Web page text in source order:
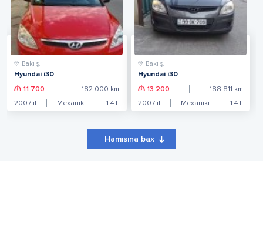
Bakı ş.
Hyundai i30
11 700 182 000 km
2007 il Mexaniki 1.4 L
Bakı ş.
Hyundai i30
13 200 188 811 km
2007il Mexaniki 1.4L
Hamısına bax